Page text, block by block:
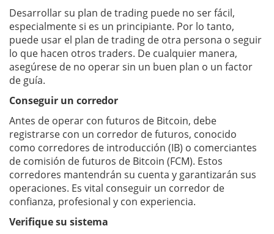
Desarrollar su plan de trading puede no ser fácil,
especialmente si es un principiante. Por lo tanto,
puede usar el plan de trading de otra persona o seguir
lo que hacen otros traders. De cualquier manera,
asegúrese de no operar sin un buen plan o un factor
de guía.
Conseguir un corredor
Antes de operar con futuros de Bitcoin, debe
registrarse con un corredor de futuros, conocido
como corredores de introducción (IB) o comerciantes
de comisión de futuros de Bitcoin (FCM). Estos
corredores mantendrán su cuenta y garantizarán sus
operaciones. Es vital conseguir un corredor de
confianza, profesional y con experiencia.
Verifique su sistema